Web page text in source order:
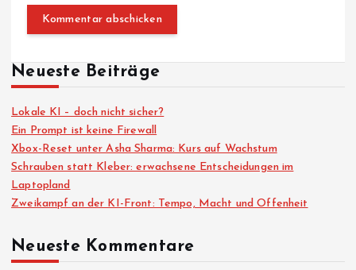
Neueste Beiträge
Lokale KI – doch nicht sicher?
Ein Prompt ist keine Firewall
Xbox-Reset unter Asha Sharma: Kurs auf Wachstum
Schrauben statt Kleber: erwachsene Entscheidungen im
Laptopland
Zweikampf an der KI-Front: Tempo, Macht und Offenheit
Neueste Kommentare